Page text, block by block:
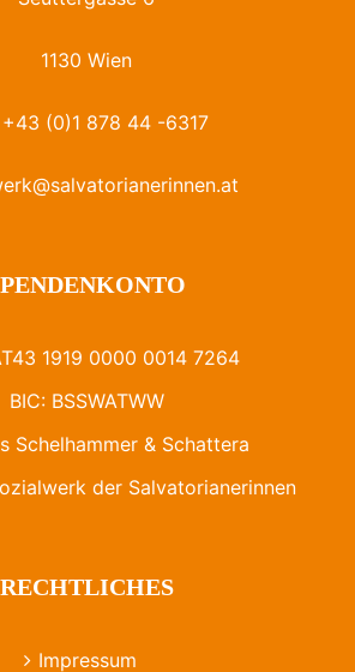
1130 Wien
+43 (0)1 878 44 -6317
1919 0000 0014 7264
BIC: BSSWATWW
Schelhammer & Schattera
der Salvatorianerinnen
RECHTLICHES
Impressum